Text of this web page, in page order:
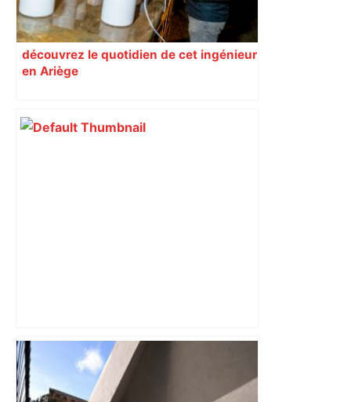
découvrez le quotidien de cet ingénieur
en Ariège
Plus de cent oies de Toulouse
recherchent activement une famille ce
samedi dans le Tarn – ladepeche.fr